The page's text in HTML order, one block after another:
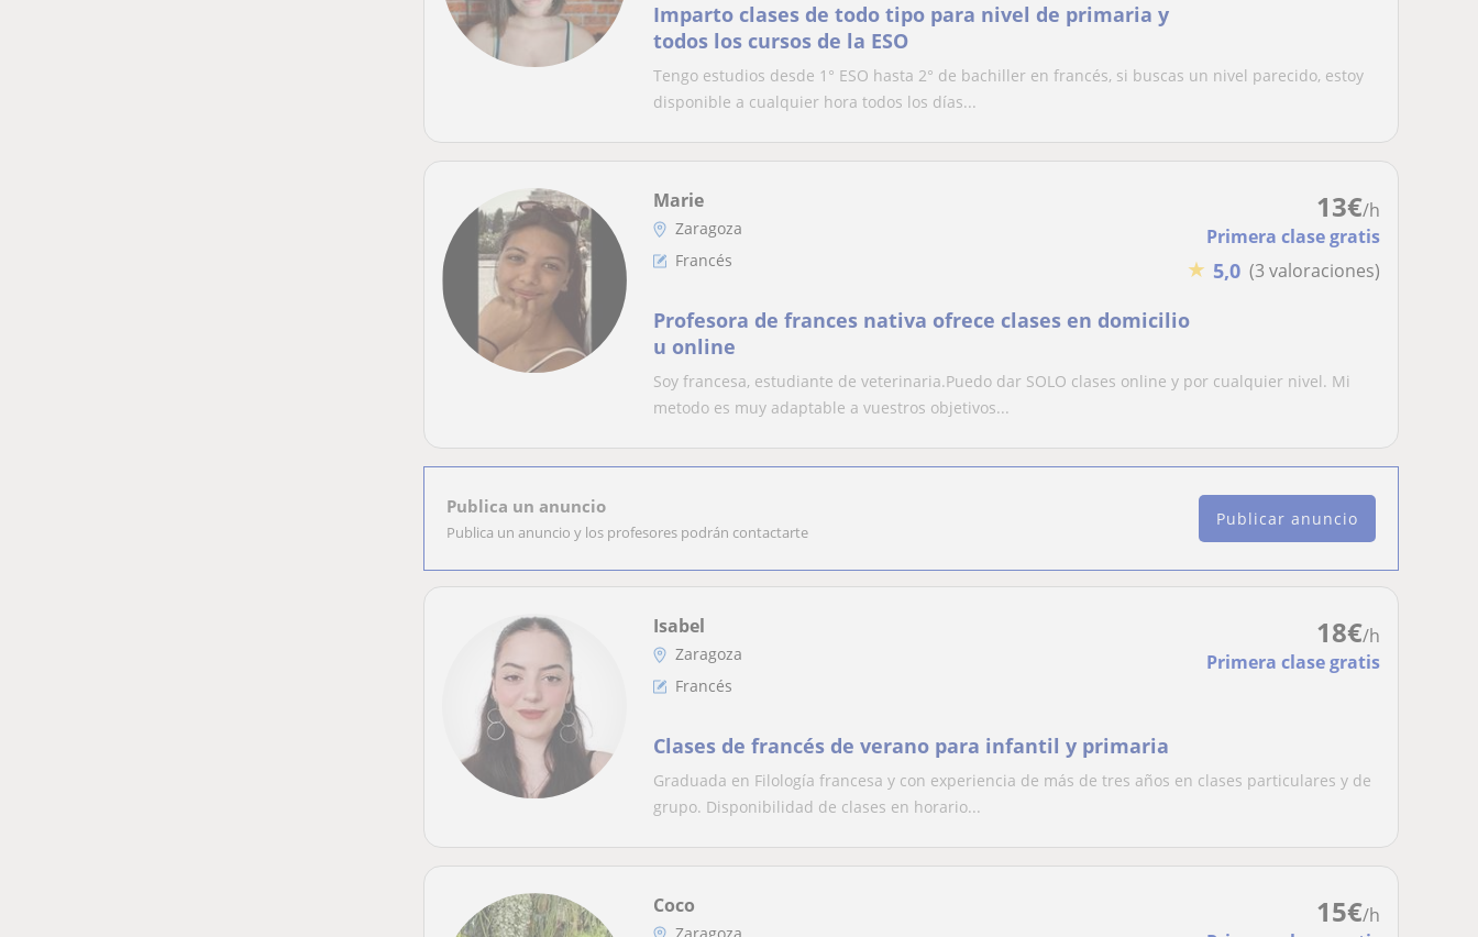
Imparto clases de todo tipo para nivel de primaria y
todos los cursos de la ESO
Tengo estudios desde 1° ESO hasta 2° de bachiller en francés, si buscas un nivel parecido, estoy
disponible a cualquier hora todos los días...
13€/h
Primera clase gratis
★ 5,0 (3 valoraciones)
Marie
Zaragoza
Francés
Profesora de frances nativa ofrece clases en domicilio
u online
Soy francesa, estudiante de veterinaria.Puedo dar SOLO clases online y por cualquier nivel. Mi
metodo es muy adaptable a vuestros objetivos...
Publica un anuncio
Publica un anuncio y los profesores podrán contactarte
Publicar anuncio
18€/h
Primera clase gratis
Isabel
Zaragoza
Francés
Clases de francés de verano para infantil y primaria
Graduada en Filología francesa y con experiencia de más de tres años en clases particulares y de
grupo. Disponibilidad de clases en horario...
15€/h
Coco